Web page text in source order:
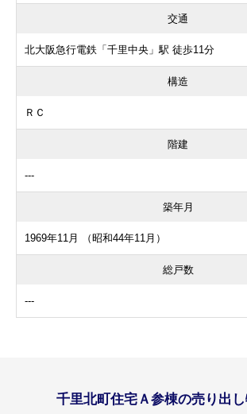
交通
北大阪急行電鉄「千里中央」駅 徒歩11分
構造
ＲＣ
階建
---
築年月
1969年11月 （昭和44年11月）
総戸数
---
千里北町住宅Ａ参棟の売り出